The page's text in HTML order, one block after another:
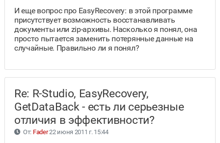
И еще вопрос про EasyRecovery: в этой программе
присутствует возможность восстанавливать
документы или zip-архивы. Насколько я понял, она
просто пытается заменить потерянные данные на
случайные. Правильно ли я понял?
Re: R-Studio, EasyRecovery,
GetDataBack - есть ли серьезные
отличия в эффективности?
От: Fader22 июня 2011 г. 15:44